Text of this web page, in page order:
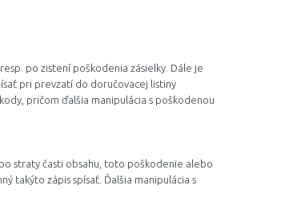
po zistení poškodenia zásielky. Dále je
pri prevzatí do doručovacej listiny
pričom ďalšia manipulácia s poškodenou
straty časti obsahu, toto poškodenie alebo
takýto zápis spísať. Ďalšia manipulácia s